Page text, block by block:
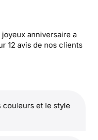
anniversaire a
12 avis de nos clients
couleurs et le style